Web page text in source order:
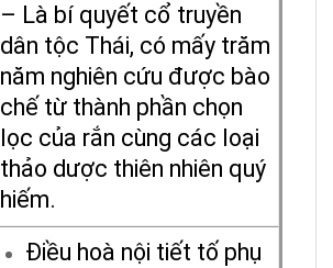
– Là bí quyết cổ truyền
dân tộc Thái, có mấy trăm
năm nghiên cứu được bào
chế từ thành phần chọn
lọc của rắn cùng các loại
thảo dược thiên nhiên quý
hiếm.
Điều hoà nội tiết tố phụ